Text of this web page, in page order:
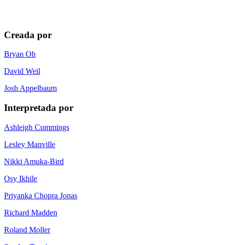
Creada por
Bryan Oh
David Weil
Josh Appelbaum
Interpretada por
Ashleigh Cummings
Lesley Manville
Nikki Amuka-Bird
Osy Ikhile
Priyanka Chopra Jonas
Richard Madden
Roland Moller